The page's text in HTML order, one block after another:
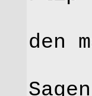
den